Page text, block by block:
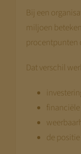
Bij een
miljoen
procentpunten
Dat verschil
de